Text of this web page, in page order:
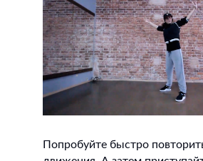
Попробуйте быстро